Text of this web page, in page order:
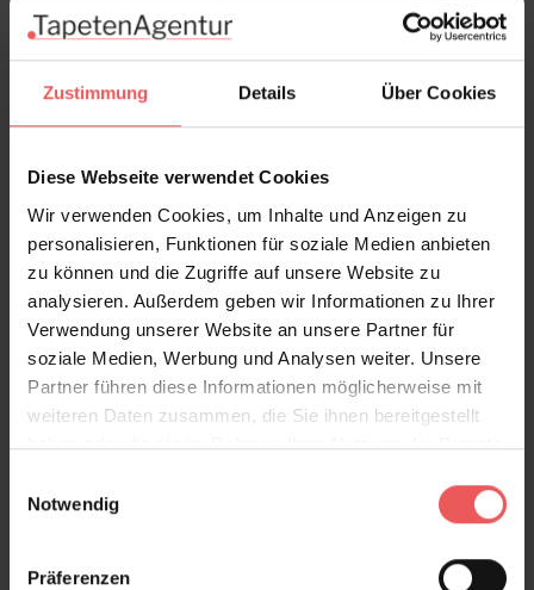
Zustimmung Details Über Cookies
Diese Webseite verwendet Cookies
Wir verwenden Cookies, um Inhalte und Anzeigen zu
personalisieren, Funktionen für soziale Medien anbieten
zu können und die Zugriffe auf unsere Website zu
analysieren. Außerdem geben wir Informationen zu Ihrer
Verwendung unserer Website an unsere Partner für
soziale Medien, Werbung und Analysen weiter. Unsere
Partner führen diese Informationen möglicherweise mit
weiteren Daten zusammen, die Sie ihnen bereitgestellt
haben oder die sie im Rahmen Ihrer Nutzung der Dienste
Notwendig
Präferenzen
Rollen & Mengen berechnen
Blumen in warmen Farben, darunter ein sanfter
Produktdetails
Versand & Zahlung
Bewertungen